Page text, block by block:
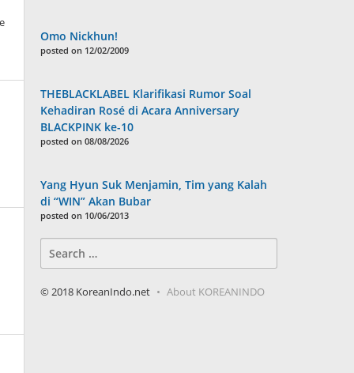
Omo Nickhun!
posted on 12/02/2009
THEBLACKLABEL Klarifikasi Rumor Soal
Kehadiran Rosé di Acara Anniversary
BLACKPINK ke-10
posted on 08/08/2026
Yang Hyun Suk Menjamin, Tim yang Kalah
di “WIN” Akan Bubar
posted on 10/06/2013
for:
© 2018 KoreanIndo.net About KOREANINDO